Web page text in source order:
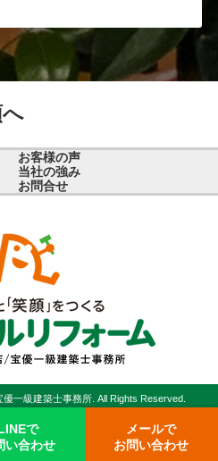
お客様の声
当社の強み
お問合せ
一級建築士事務所. All Rights Reserved.
で
い合わせ
メールで
お問い合わせ